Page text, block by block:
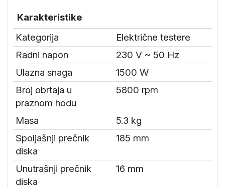
Karakteristike
Kategorija
Električne testere
Radni napon
230 V ~ 50 Hz
Ulazna snaga
1500 W
Broj obrtaja u
praznom hodu
5800 rpm
Masa
5.3 kg
Spoljašnji prečnik
diska
185 mm
Unutrašnji prečnik
diska
16 mm